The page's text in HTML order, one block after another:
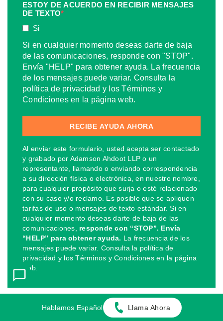
ESTOY DE ACUERDO EN RECIBIR MENSAJES
DE TEXTO*
Si
Si en cualquier momento deseas darte de baja
de las comunicaciones, responde con "STOP".
Envía "HELP" para obtener ayuda. La frecuencia
de los mensajes puede variar. Consulta la
política de privacidad y los Términos y
Condiciones en la página web.
Al enviar este formulario, usted acepta ser contactado
y grabado por Adamson Ahdoot LLP o un
representante, llamando o enviando correspondencia
a su dirección física o electrónica, en nuestro nombre,
para cualquier propósito que surja o esté relacionado
con su caso y/o reclamo. Es posible que se apliquen
tarifas de uso o mensajes de texto estándar. Si en
cualquier momento deseas darte de baja de las
comunicaciones, responde con “STOP”. Envía
“HELP” para obtener ayuda. La frecuencia de los
mensajes puede variar. Consulta la política de
privacidad y los Términos y Condiciones en la página
web.
Hablamos Español Llama Ahora